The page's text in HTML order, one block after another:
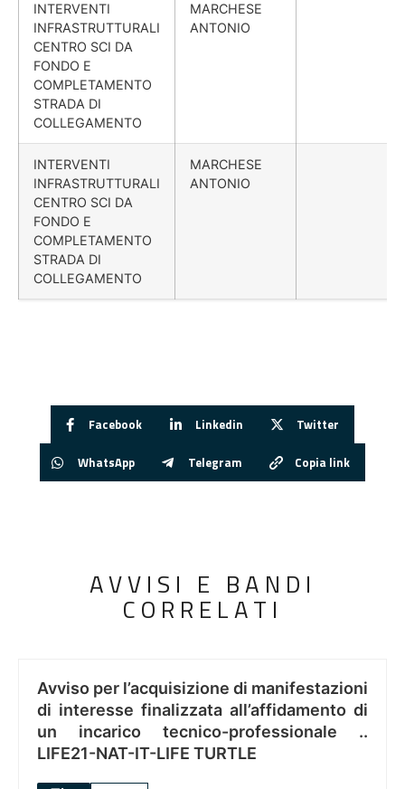
INTERVENTI
INFRASTRUTTURALI
CENTRO SCI DA
FONDO E
COMPLETAMENTO
STRADA DI
COLLEGAMENTO
MARCHESE
ANTONIO
INTERVENTI
INFRASTRUTTURALI
CENTRO SCI DA
FONDO E
COMPLETAMENTO
STRADA DI
COLLEGAMENTO
MARCHESE
ANTONIO
Facebook Linkedin Twitter
WhatsApp Telegram Copia link
AVVISI E BANDI
CORRELATI
Avviso per l’acquisizione di manifestazioni
di interesse finalizzata all’affidamento di
un incarico tecnico-professionale ..
LIFE21-NAT-IT-LIFE TURTLE